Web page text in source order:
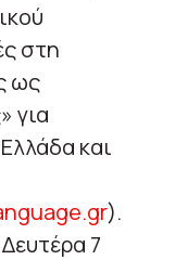
στη
ως
για
και
).
7